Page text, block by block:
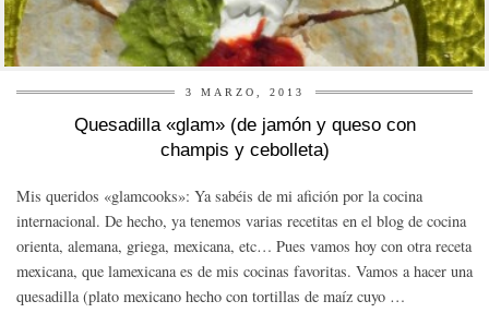
3 MARZO, 2013
Quesadilla «glam» (de jamón y queso con
champis y cebolleta)
Mis queridos «glamcooks»: Ya sabéis de mi afición por la cocina
internacional. De hecho, ya tenemos varias recetitas en el blog de cocina
orienta, alemana, griega, mexicana, etc… Pues vamos hoy con otra receta
mexicana, que lamexicana es de mis cocinas favoritas. Vamos a hacer una
quesadilla (plato mexicano hecho con tortillas de maíz cuyo …